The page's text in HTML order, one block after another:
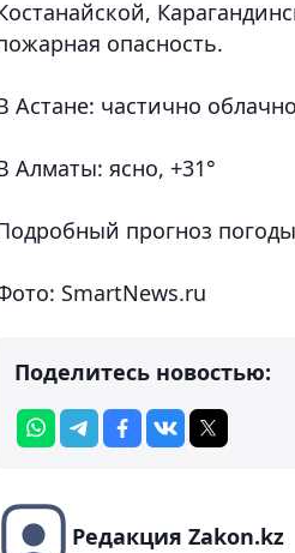
опасность.
Астане: частично облачно
Алматы: ясно, +31°
прогноз
SmartNews.ru
Поделитесь новостью:
Редакция Zakon.kz